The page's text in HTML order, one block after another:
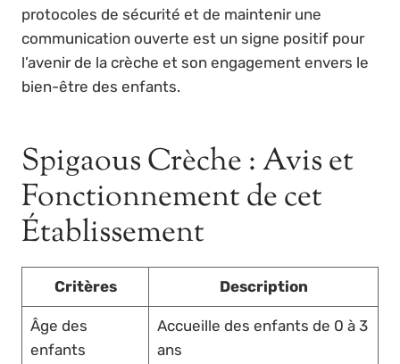
protocoles de sécurité et de maintenir une
communication ouverte est un signe positif pour
l’avenir de la crèche et son engagement envers le
bien-être des enfants.
Spigaous Crèche : Avis et
Fonctionnement de cet
Établissement
Critères Description
Âge des
enfants
Accueille des enfants de 0 à 3
ans